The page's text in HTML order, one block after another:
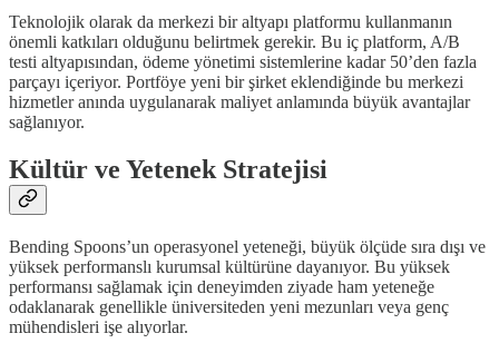
Teknolojik olarak da merkezi bir altyapı platformu kullanmanın
önemli katkıları olduğunu belirtmek gerekir. Bu iç platform, A/B
testi altyapısından, ödeme yönetimi sistemlerine kadar 50’den fazla
parçayı içeriyor. Portföye yeni bir şirket eklendiğinde bu merkezi
hizmetler anında uygulanarak maliyet anlamında büyük avantajlar
sağlanıyor.
Kültür ve Yetenek Stratejisi
Bending Spoons’un operasyonel yeteneği, büyük ölçüde sıra dışı ve
yüksek performanslı kurumsal kültürüne dayanıyor. Bu yüksek
performansı sağlamak için deneyimden ziyade ham yeteneğe
odaklanarak genellikle üniversiteden yeni mezunları veya genç
mühendisleri işe alıyorlar.